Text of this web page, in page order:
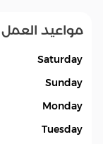
مواعيد العمل
Saturday
Sunday
Monday
Tuesday